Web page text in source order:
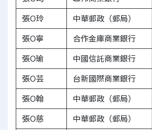
張O玲
中華郵政（郵局）
張O寧
合作金庫商業銀行
張O瑜
中國信託商業銀行
張O芸
台新國際商業銀行
張O翰
中華郵政（郵局）
張O慈
中華郵政（郵局）